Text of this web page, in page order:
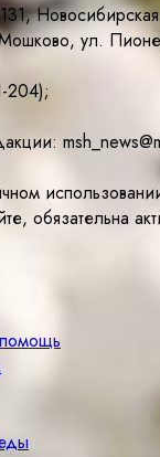
ул.
204);
обязательна